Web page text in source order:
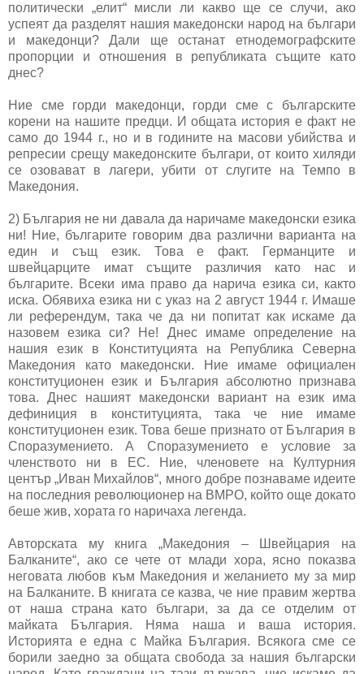
политически „елит“ мисли ли какво ще се случи, ако
успеят да разделят нашия македонски народ на българи
и македонци? Дали ще останат етнодемографските
пропорции и отношения в републиката същите като
днес?
Ние сме горди македонци, горди сме с българските
корени на нашите предци. И общата история е факт не
само до 1944 г., но и в годините на масови убийства и
репресии срещу македонските българи, от които хиляди
се озовават в лагери, убити от слугите на Темпо в
Македония.
2) България не ни давала да наричаме македонски езика
ни! Ние, българите говорим два различни варианта на
един и същ език. Това е факт. Германците и
швейцарците имат същите различия като нас и
българите. Всеки има право да нарича езика си, както
иска. Обявиха езика ни с указ на 2 август 1944 г. Имаше
ли референдум, така че да ни попитат как искаме да
назовем езика си? Не! Днес имаме определение на
нашия език в Конституцията на Република Северна
Македония като македонски. Ние имаме официален
конституционен език и България абсолютно признава
това. Днес нашият македонски вариант на език има
дефиниция в конституцията, така че ние имаме
конституционен език. Това беше признато от България в
Споразумението. А Споразумението е условие за
членството ни в ЕС. Ние, членовете на Културния
център „Иван Михайлов“, много добре познаваме идеите
на последния революционер на ВМРО, който още докато
беше жив, хората го наричаха легенда.
Авторската му книга „Македония – Швейцария на
Балканите“, ако се чете от млади хора, ясно показва
неговата любов към Македония и желанието му за мир
на Балканите. В книгата се казва, че ние правим жертва
от наша страна като българи, за да се отделим от
майката България. Няма наша и ваша история.
Историята е една с Майка България. Всякога сме се
борили заедно за общата свобода за нашия български